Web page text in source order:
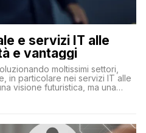
e servizi IT alle
e vantaggi
moltissimi settori,
in particolare nei servizi IT alle
visione futuristica, ma una
a un cambio significativo in